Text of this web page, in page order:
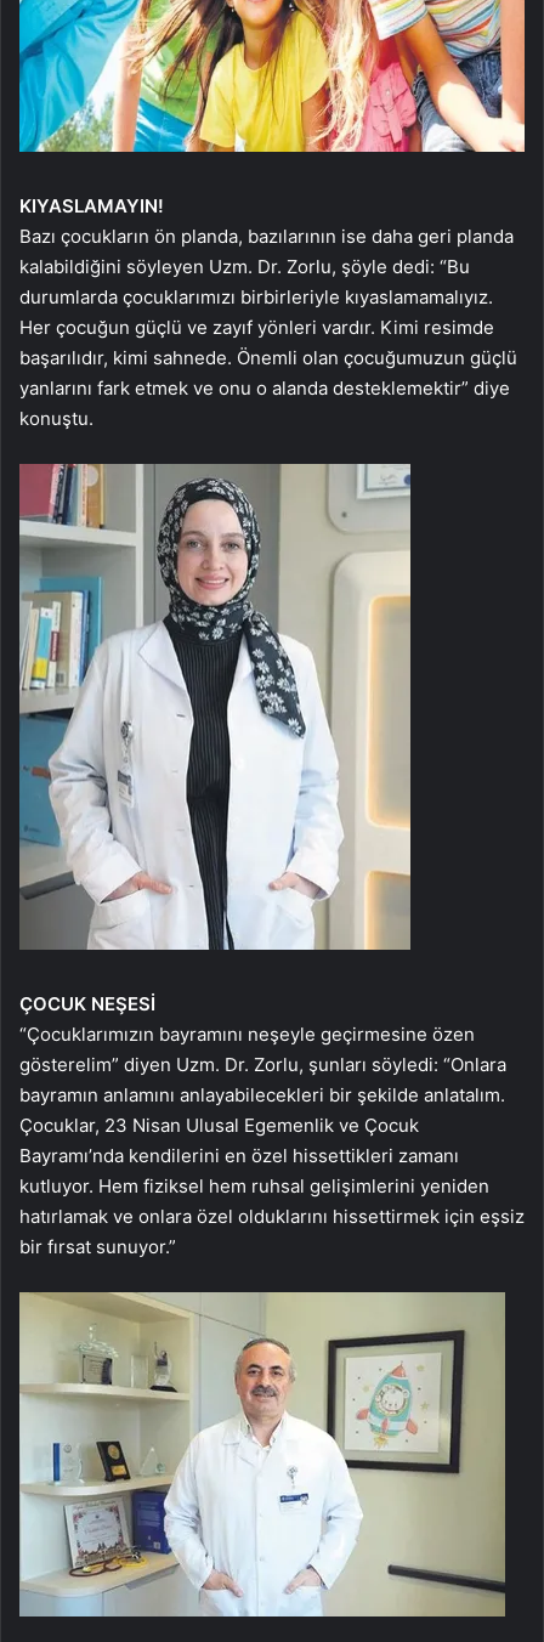
KIYASLAMAYIN!
Bazı çocukların ön planda, bazılarının ise daha geri planda
kalabildiğini söyleyen Uzm. Dr. Zorlu, şöyle dedi: “Bu
durumlarda çocuklarımızı birbirleriyle kıyaslamamalıyız.
Her çocuğun güçlü ve zayıf yönleri vardır. Kimi resimde
başarılıdır, kimi sahnede. Önemli olan çocuğumuzun güçlü
yanlarını fark etmek ve onu o alanda desteklemektir” diye
konuştu.
ÇOCUK NEŞESİ
“Çocuklarımızın bayramını neşeyle geçirmesine özen
gösterelim” diyen Uzm. Dr. Zorlu, şunları söyledi: “Onlara
bayramın anlamını anlayabilecekleri bir şekilde anlatalım.
Çocuklar, 23 Nisan Ulusal Egemenlik ve Çocuk
Bayramı’nda kendilerini en özel hissettikleri zamanı
kutluyor. Hem fiziksel hem ruhsal gelişimlerini yeniden
hatırlamak ve onlara özel olduklarını hissettirmek için eşsiz
bir fırsat sunuyor.”